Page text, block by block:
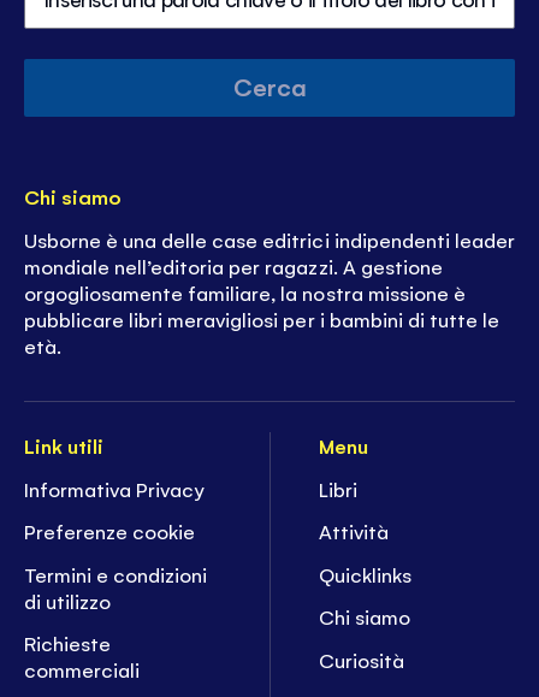
Cerca
Link utili
Informativa Privacy
Preferenze cookie
Termini e condizioni
di utilizzo
Richieste
commerciali
Menu
Libri
Attività
Quicklinks
Chi siamo
Curiosità
Chi siamo
Usborne è una delle case editrici indipendenti leader
mondiale nell’editoria per ragazzi. A gestione
orgogliosamente familiare, la nostra missione è
pubblicare libri meravigliosi per i bambini di tutte le
età.